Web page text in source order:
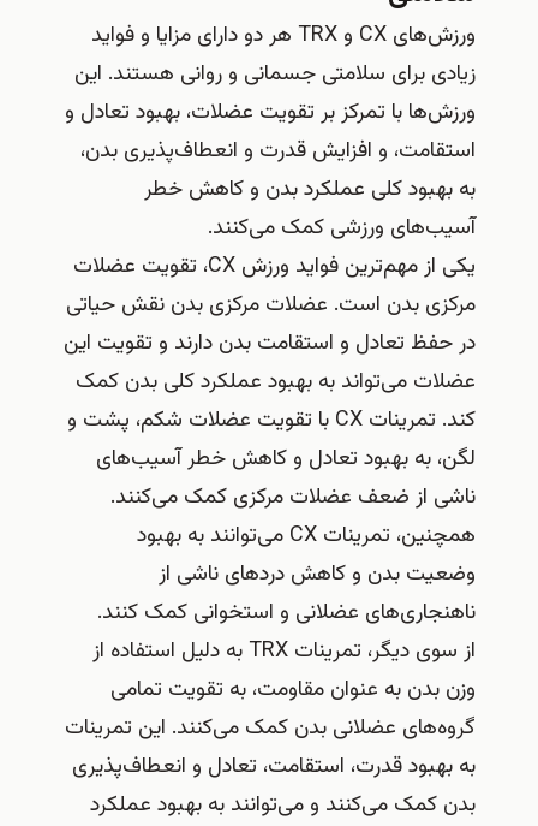
ورزش‌های CX و TRX هر دو دارای مزایا و فواید
زیادی برای سلامتی جسمانی و روانی هستند. این
ورزش‌ها با تمرکز بر تقویت عضلات، بهبود تعادل و
استقامت، و افزایش قدرت و انعطاف‌پذیری بدن،
به بهبود کلی عملکرد بدن و کاهش خطر
آسیب‌های ورزشی کمک می‌کنند.
یکی از مهم‌ترین فواید ورزش CX، تقویت عضلات
مرکزی بدن است. عضلات مرکزی بدن نقش حیاتی
در حفظ تعادل و استقامت بدن دارند و تقویت این
عضلات می‌تواند به بهبود عملکرد کلی بدن کمک
کند. تمرینات CX با تقویت عضلات شکم، پشت و
لگن، به بهبود تعادل و کاهش خطر آسیب‌های
ناشی از ضعف عضلات مرکزی کمک می‌کنند.
همچنین، تمرینات CX می‌توانند به بهبود
وضعیت بدن و کاهش دردهای ناشی از
ناهنجاری‌های عضلانی و استخوانی کمک کنند.
از سوی دیگر، تمرینات TRX به دلیل استفاده از
وزن بدن به عنوان مقاومت، به تقویت تمامی
گروه‌های عضلانی بدن کمک می‌کنند. این تمرینات
به بهبود قدرت، استقامت، تعادل و انعطاف‌پذیری
بدن کمک می‌کنند و می‌توانند به بهبود عملکرد